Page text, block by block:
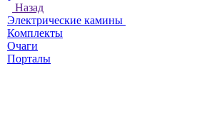
Назад
Электрические камины
Комплекты
Очаги
Порталы